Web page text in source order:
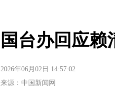
国台办回应赖
2026年06月02日 14:57:02
来源：中国新闻网